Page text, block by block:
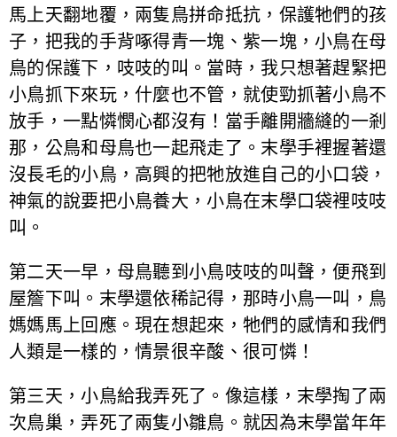
馬上天翻地覆，兩隻鳥拼命抵抗，保護牠們的孩
子，把我的手背啄得青一塊、紫一塊，小鳥在母
鳥的保護下，吱吱的叫。當時，我只想著趕緊把
小鳥抓下來玩，什麼也不管，就使勁抓著小鳥不
放手，一點憐憫心都沒有！當手離開牆縫的一剎
那，公鳥和母鳥也一起飛走了。末學手裡握著還
沒長毛的小鳥，高興的把牠放進自己的小口袋，
神氣的說要把小鳥養大，小鳥在末學口袋裡吱吱
叫。
第二天一早，母鳥聽到小鳥吱吱的叫聲，便飛到
屋簷下叫。末學還依稀記得，那時小鳥一叫，鳥
媽媽馬上回應。現在想起來，牠們的感情和我們
人類是一樣的，情景很辛酸、很可憐！
第三天，小鳥給我弄死了。像這樣，末學掏了兩
次鳥巢，弄死了兩隻小雛鳥。就因為末學當年年